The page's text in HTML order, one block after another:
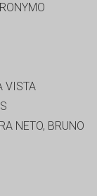
VISTA
NETO, BRUNO